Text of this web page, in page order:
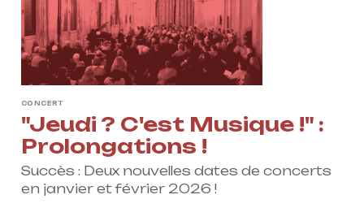
CONCERT
"Jeudi ? C'est Musique !" :
Prolongations !
Succès : Deux nouvelles dates de concerts
en janvier et février 2026 !
Actions culturelles
Concerts et événements
Pratiques amateurs
Agenda
Actualités
Soutenir ProQuartet
Vidéos des masterclasses